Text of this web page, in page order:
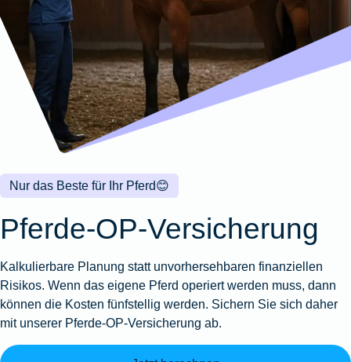
Wohnungsschutzbrief
Zur
Produktübersicht
Gewässerschadenhaftpflicht
Zur
Produktübersicht
Zur
Produktübersicht
Reisehaftpflichtversicherung
Reiserücktrittsversicherung
Zur
Produktübersicht
Zur
Produktübersicht
Zur
Produktübersicht
Zur
Produktübersicht
Montageversicherung
Zur
Produktübersicht
Gruppenunfall für
Betriebe
Gruppenunfall für
Vereine
Produktübersicht
Kunstversicherung
Ausstellungsversicherung
Valorenversicherung
Oldtimersammlungsversicherung
Zur
😊
Nur das Beste für Ihr Pferd
Pferde-OP-Versicherung
Kalkulierbare Planung statt unvorhersehbaren finanziellen
Risikos. Wenn das eigene Pferd operiert werden muss, dann
können die Kosten fünfstellig werden. Sichern Sie sich daher
mit unserer Pferde-OP-Versicherung ab.